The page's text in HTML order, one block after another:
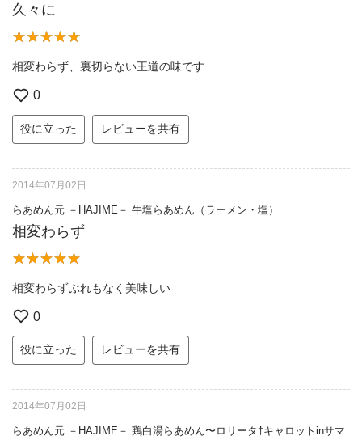
久々に
相変わらず、裏切らない王道の味です
0
役に立った レビューを共有
2014年07月02日
らあめん元 －HAJIME－ 牛塩らあめん（ラーメン・塩）
相変わらず
相変わらずぶれもなく美味しい
0
役に立った レビューを共有
2014年07月02日
らあめん元 －HAJIME－ 鶏白湯らあめん〜ロリータ†キャロットinサマ